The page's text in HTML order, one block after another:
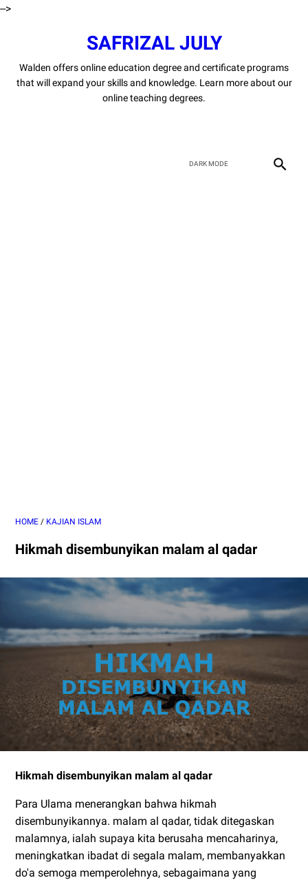
-->
SAFRIZAL JULY
Walden offers online education degree and certificate programs
that will expand your skills and knowledge. Learn more about our
online teaching degrees.
HOME / KAJIAN ISLAM
Hikmah disembunyikan malam al qadar
Hikmah disembunyikan malam al qadar
Para Ulama menerangkan bahwa hikmah
disembunyikannya. malam al qadar, tidak ditegaskan
malamnya, ialah supaya kita berusaha mencaharinya,
meningkatkan ibadat di segala malam, membanyakkan
do'a semoga memperolehnya, sebagaimana yang